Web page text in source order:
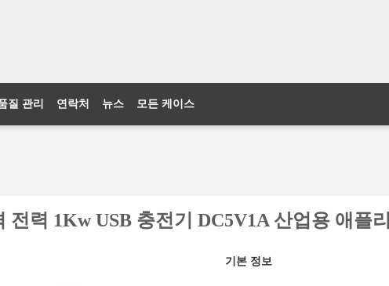
질 관리 연락처 뉴스 모든 케이스
전력 1Kw USB 충전기 DC5V1A 산업용 애플
기본 정보